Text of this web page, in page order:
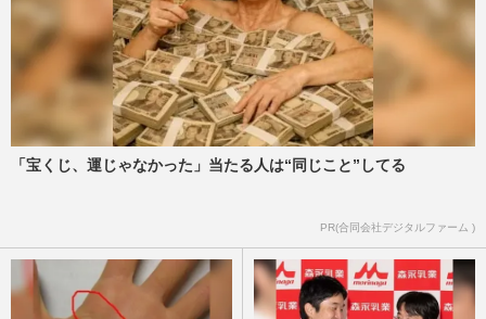
「宝くじ、運じゃなかった」当たる人は“同じこと”してる
PR(合同会社デジタルファーム )